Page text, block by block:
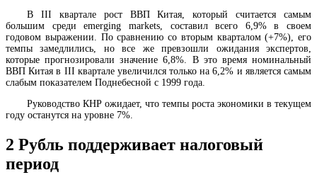
В III квартале рост ВВП Китая, который считается самым
большим среди emerging markets, составил всего 6,9% в своем
годовом выражении. По сравнению со вторым кварталом (+7%), его
темпы замедлились, но все же превзошли ожидания экспертов,
которые прогнозировали значение 6,8%. В это время номинальный
ВВП Китая в III квартале увеличился только на 6,2% и является самым
слабым показателем Поднебесной с 1999 года.
Руководство КНР ожидает, что темпы роста экономики в текущем
году останутся на уровне 7%.
2 Рубль поддерживает налоговый
период